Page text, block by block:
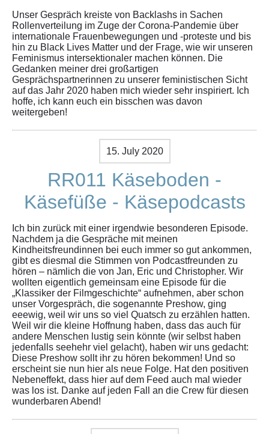
Unser Gespräch kreiste von Backlashs in Sachen
Rollenverteilung im Zuge der Corona-Pandemie über
internationale Frauenbewegungen und -proteste und bis
hin zu Black Lives Matter und der Frage, wie wir unseren
Feminismus intersektionaler machen können. Die
Gedanken meiner drei großartigen
Gesprächspartnerinnen zu unserer feministischen Sicht
auf das Jahr 2020 haben mich wieder sehr inspiriert. Ich
hoffe, ich kann euch ein bisschen was davon
weitergeben!
15. July 2020
RR011 Käseboden -
Käsefüße - Käsepodcasts
Ich bin zurück mit einer irgendwie besonderen Episode.
Nachdem ja die Gespräche mit meinen
Kindheitsfreundinnen bei euch immer so gut ankommen,
gibt es diesmal die Stimmen von Podcastfreunden zu
hören – nämlich die von Jan, Eric und Christopher. Wir
wollten eigentlich gemeinsam eine Episode für die
„Klassiker der Filmgeschichte“ aufnehmen, aber schon
unser Vorgespräch, die sogenannte Preshow, ging
eeewig, weil wir uns so viel Quatsch zu erzählen hatten.
Weil wir die kleine Hoffnung haben, dass das auch für
andere Menschen lustig sein könnte (wir selbst haben
jedenfalls seehehr viel gelacht), haben wir uns gedacht:
Diese Preshow sollt ihr zu hören bekommen! Und so
erscheint sie nun hier als neue Folge. Hat den positiven
Nebeneffekt, dass hier auf dem Feed auch mal wieder
was los ist. Danke auf jeden Fall an die Crew für diesen
wunderbaren Abend!